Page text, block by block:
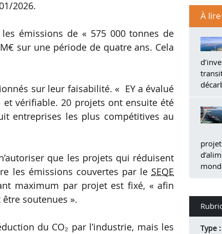
2026.
émissions de « 575 000 tonnes de
sur une période de quatre ans. Cela
sur leur faisabilité. « EY a évalué
et vérifiable. 20 projets ont ensuite été
entreprises les plus compétitives au
que les projets qui réduisent
les émissions couvertes par le SEQE
maximum par projet est fixé, « afin
soutenues ».
du CO₂ par l’industrie, mais les
À
Type :